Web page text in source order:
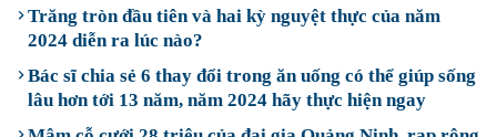
Trăng tròn đầu tiên và hai kỳ nguyệt thực của năm
2024 diễn ra lúc nào?
Bác sĩ chia sẻ 6 thay đổi trong ăn uống có thể giúp sống
lâu hơn tới 13 năm, năm 2024 hãy thực hiện ngay